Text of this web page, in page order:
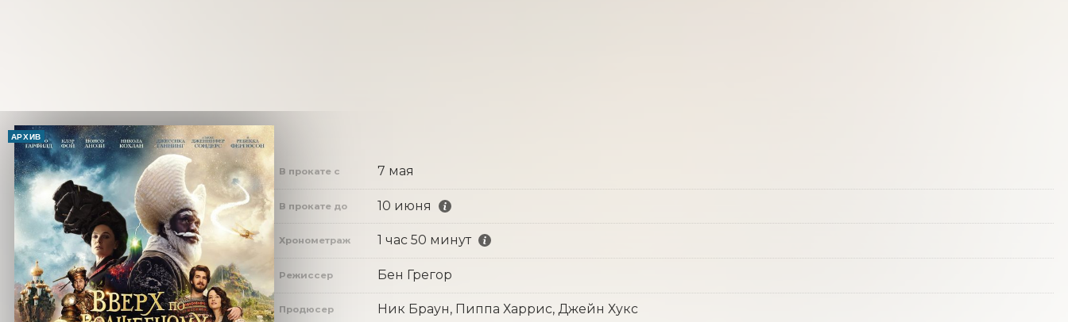
АРХИВ
В прокате с 7 мая
В прокате до 10 июня
Хронометраж 1 час 50 минут
Режиссер Бен Грегор
Продюсер Ник Браун, Пиппа Харрис, Джейн Хукс